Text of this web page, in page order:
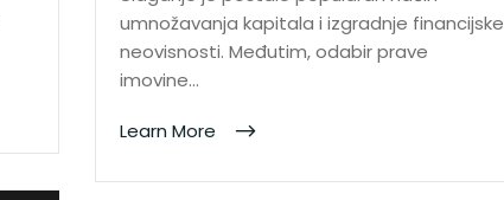
umnožavanja kapitala i izgradnje financijske
neovisnosti. Međutim, odabir prave
imovine…
Learn More